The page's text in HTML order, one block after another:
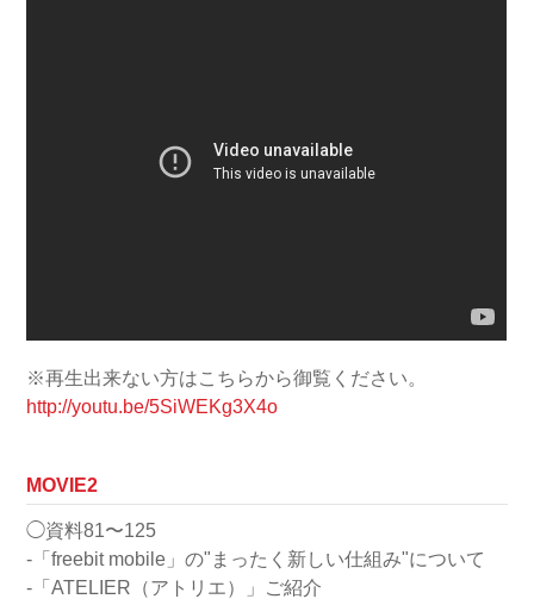
※再生出来ない方はこちらから御覧ください。
http://youtu.be/5SiWEKg3X4o
MOVIE2
◯資料81〜125
-「freebit mobile」の"まったく新しい仕組み"について
-「ATELIER（アトリエ）」ご紹介